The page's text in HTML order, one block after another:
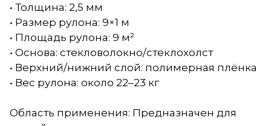
• Толщина: 2,5 мм
• Размер рулона: 9×1 м
• Площадь рулона: 9 м²
• Основа: стекловолокно/стеклохолст
• Верхний/нижний слой: полимерная плёнка
• Вес рулона: около 22–23 кг
Область применения: Предназначен для